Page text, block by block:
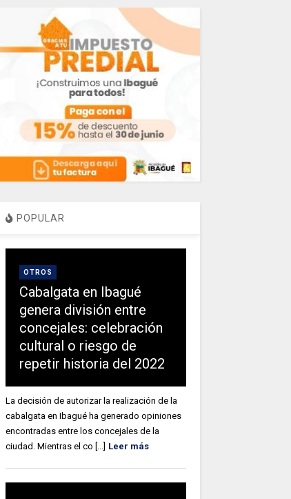
POPULAR
OTROS
Cabalgata en Ibagué
genera división entre
concejales: celebración
cultural o riesgo de
repetir historia del 2022
La decisión de autorizar la realización de la
cabalgata en Ibagué ha generado opiniones
encontradas entre los concejales de la
ciudad. Mientras el co [...] Leer más